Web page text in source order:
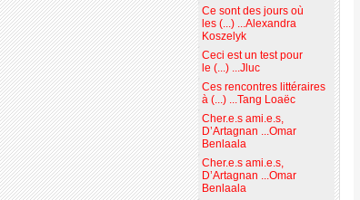
Ce sont des jours où
les (...) ...Alexandra
Koszelyk
Ceci est un test pour
le (...) ...Jluc
Ces rencontres littéraires
à (...) ...Tang Loaëc
Cher.e.s ami.e.s,
D’Artagnan ...Omar
Benlaala
Cher.e.s ami.e.s,
D’Artagnan ...Omar
Benlaala